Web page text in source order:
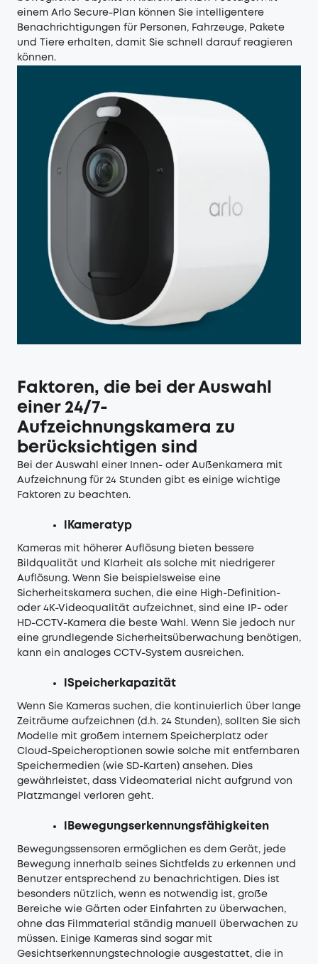
einem Arlo Secure-Plan können Sie intelligentere
Benachrichtigungen für Personen, Fahrzeuge, Pakete
und Tiere erhalten, damit Sie schnell darauf reagieren
können.
Faktoren, die bei der Auswahl
einer 24/7-
Aufzeichnungskamera zu
berücksichtigen sind
Bei der Auswahl einer Innen- oder Außenkamera mit
Aufzeichnung für 24 Stunden gibt es einige wichtige
Faktoren zu beachten.
lKameratyp
Kameras mit höherer Auflösung bieten bessere
Bildqualität und Klarheit als solche mit niedrigerer
Auflösung. Wenn Sie beispielsweise eine
Sicherheitskamera suchen, die eine High-Definition-
oder 4K-Videoqualität aufzeichnet, sind eine IP- oder
HD-CCTV-Kamera die beste Wahl. Wenn Sie jedoch nur
eine grundlegende Sicherheitsüberwachung benötigen,
kann ein analoges CCTV-System ausreichen.
lSpeicherkapazität
Wenn Sie Kameras suchen, die kontinuierlich über lange
Zeiträume aufzeichnen (d.h. 24 Stunden), sollten Sie sich
Modelle mit großem internem Speicherplatz oder
Cloud-Speicheroptionen sowie solche mit entfernbaren
Speichermedien (wie SD-Karten) ansehen. Dies
gewährleistet, dass Videomaterial nicht aufgrund von
Platzmangel verloren geht.
lBewegungserkennungsfähigkeiten
Bewegungssensoren ermöglichen es dem Gerät, jede
Bewegung innerhalb seines Sichtfelds zu erkennen und
Benutzer entsprechend zu benachrichtigen. Dies ist
besonders nützlich, wenn es notwendig ist, große
Bereiche wie Gärten oder Einfahrten zu überwachen,
ohne das Filmmaterial ständig manuell überwachen zu
müssen. Einige Kameras sind sogar mit
Gesichtserkennungstechnologie ausgestattet, die in